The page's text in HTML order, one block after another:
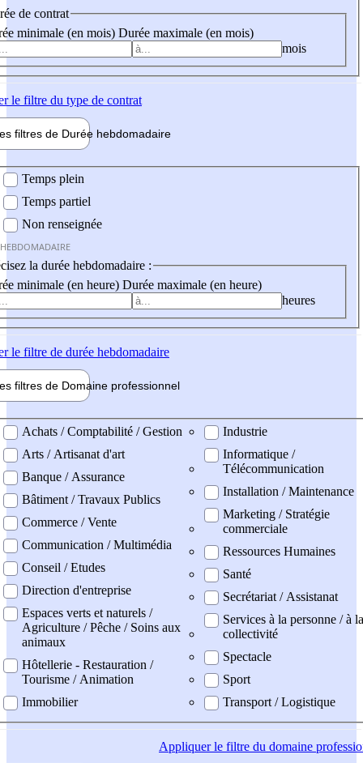
de contrat
minimale (en mois) Durée maximale (en mois)
mois
le filtre du type de contrat
filtres de Durée hebdomadaire
Temps plein
Temps partiel
Non renseignée
la durée hebdomadaire :
minimale (en heure) Durée maximale (en heure)
heures
le filtre de durée hebdomadaire
filtres de Domaine professionnel
professionel
Achats / Comptabilité / Gestion
Arts / Artisanat d'art
Banque / Assurance
Bâtiment / Travaux Publics
Commerce / Vente
Communication / Multimédia
Conseil / Etudes
Direction d'entreprise
Espaces verts et naturels /
Agriculture / Pêche / Soins aux
animaux
Hôtellerie - Restauration /
Tourisme / Animation
Immobilier
Industrie
Informatique /
Télécommunication
Installation / Maintenance
Marketing / Stratégie
commerciale
Ressources Humaines
Santé
Secrétariat / Assistanat
Services à la personne / à la
collectivité
Spectacle
Sport
Transport / Logistique
Appliquerle filtre du domaine